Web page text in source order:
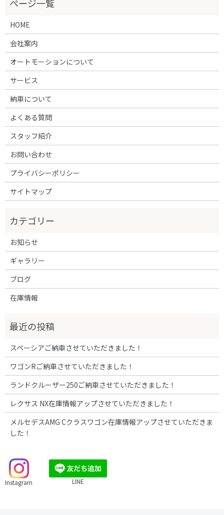
HOME
会社案内
オートモーションについて
サービス
納車について
よくある質問
スタッフ紹介
お問い合わせ
プライバシーポリシー
サイトマップ
お知らせ
ギャラリー
ブログ
在庫情報
スペーシアご納車させていただきました！
ワゴンRご納車させていただきました！
ランドクルーザー250ご納車させていただきました！
レクサス NX在庫情報アップさせていただきました！
メルセデスAMG Cクラスワゴン在庫情報アップさせていただきま
した！
Instagram LINE